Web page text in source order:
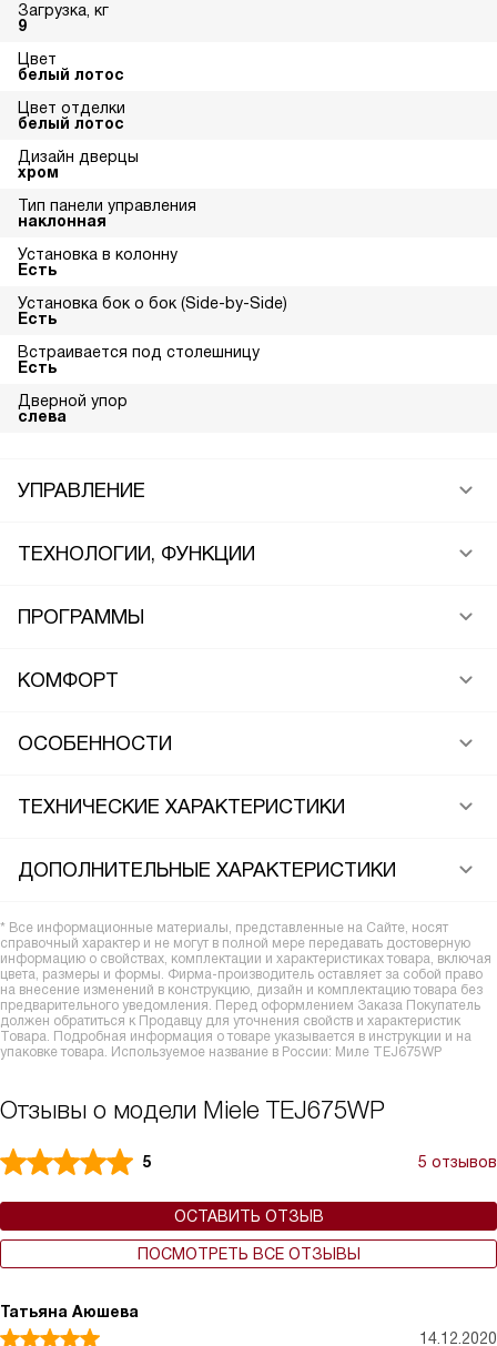
Загрузка, кг
9
Цвет
белый лотос
Цвет отделки
белый лотос
Дизайн дверцы
хром
Тип панели управления
наклонная
Установка в колонну
Есть
Установка бок о бок (Side-by-Side)
Есть
Встраивается под столешницу
Есть
Дверной упор
слева
УПРАВЛЕНИЕ
ТЕХНОЛОГИИ, ФУНКЦИИ
ПРОГРАММЫ
КОМФОРТ
ОСОБЕННОСТИ
ТЕХНИЧЕСКИЕ ХАРАКТЕРИСТИКИ
ДОПОЛНИТЕЛЬНЫЕ ХАРАКТЕРИСТИКИ
* Все информационные материалы, представленные на Сайте, носят
справочный характер и не могут в полной мере передавать достоверную
информацию о свойствах, комплектации и характеристиках товара, включая
цвета, размеры и формы. Фирма-производитель оставляет за собой право
на внесение изменений в конструкцию, дизайн и комплектацию товара без
предварительного уведомления. Перед оформлением Заказа Покупатель
должен обратиться к Продавцу для уточнения свойств и характеристик
Товара. Подробная информация о товаре указывается в инструкции и на
упаковке товара. Используемое название в России: Миле TEJ675WP
Отзывы о модели Miele TEJ675WP
5 5 отзывов
ОСТАВИТЬ ОТЗЫВ
ПОСМОТРЕТЬ ВСЕ ОТЗЫВЫ
Татьяна Аюшева
14.12.2020